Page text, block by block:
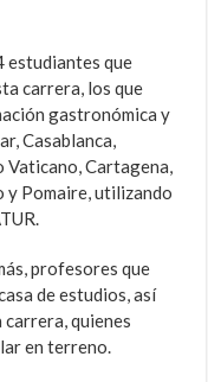
estudiantes que
carrera, los que
gastronómica y
Casablanca,
Vaticano, Cartagena,
y Pomaire, utilizando
profesores que
de estudios, así
quienes
en terreno.